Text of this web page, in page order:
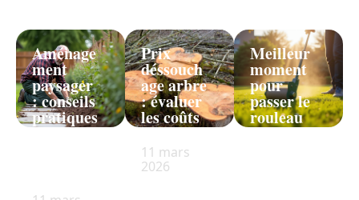
Aménage
ment
paysager
: conseils
pratiques
pour
Prix
déssouch
age arbre
: évaluer
les coûts
en 2025
11 mars
2026
Meilleur
moment
pour
passer le
rouleau
sur la